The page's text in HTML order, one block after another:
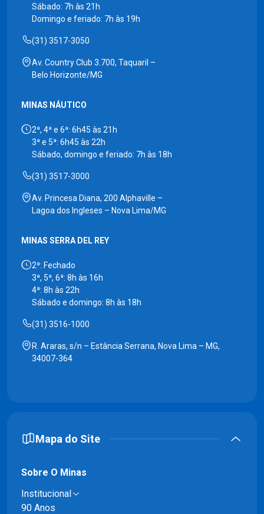
Sábado: 7h às 21h
Domingo e feriado: 7h às 19h
(31) 3517-3050
Av. Country Club 3.700, Taquaril –
Belo Horizonte/MG
MINAS NÁUTICO
2ª, 4ª e 6ª: 6h45 às 21h
3ª e 5ª: 6h45 às 22h
Sábado, domingo e feriado: 7h às 18h
(31) 3517-3000
Av. Princesa Diana, 200 Alphaville –
Lagoa dos Ingleses – Nova Lima/MG
MINAS SERRA DEL REY
2ª: Fechado
3ª, 5ª, 6ª: 8h às 16h
4ª: 8h às 22h
Sábado e domingo: 8h às 18h
(31) 3516-1000
R. Araras, s/n – Estância Serrana, Nova Lima – MG,
34007-364
Mapa do Site
Sobre O Minas
Institucional
90 Anos